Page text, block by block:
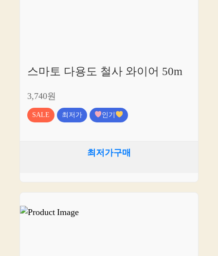
스마토 다용도 철사 와이어 50m
3,740원
SALE 최저가 인기
최저가구매